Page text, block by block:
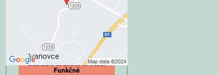
Prajete si načítať externý obsah?
Povoliť tentokrát
Povoliť a zapamätať -
súhlas s druhom cookie:
Funkčné